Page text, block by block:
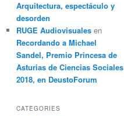
Arquitectura, espectáculo y
desorden
RUGE Audiovisuales en
Recordando a Michael
Sandel, Premio Princesa de
Asturias de Ciencias Sociales
2018, en DeustoForum
CATEGORIES